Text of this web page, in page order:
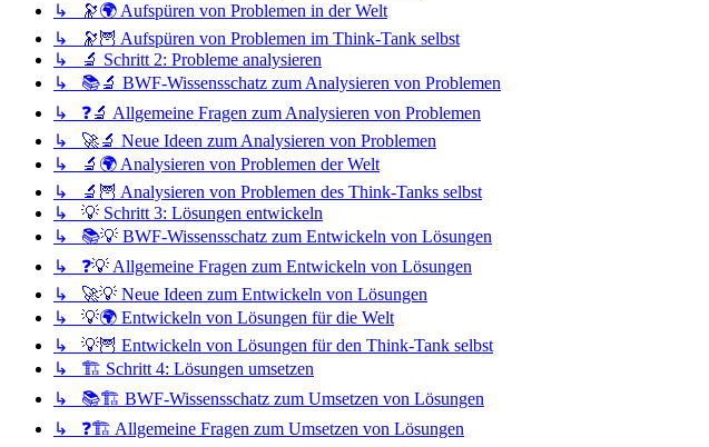
↳ 🔭🌍 Aufspüren von Problemen in der Welt
↳ 🔭🦉 Aufspüren von Problemen im Think-Tank selbst
↳ 🔬 Schritt 2: Probleme analysieren
↳ 📚🔬 BWF-Wissensschatz zum Analysieren von Problemen
↳ ❓🔬 Allgemeine Fragen zum Analysieren von Problemen
↳ 🚀🔬 Neue Ideen zum Analysieren von Problemen
↳ 🔬🌍 Analysieren von Problemen der Welt
↳ 🔬🦉 Analysieren von Problemen des Think-Tanks selbst
↳ 💡 Schritt 3: Lösungen entwickeln
↳ 📚💡 BWF-Wissensschatz zum Entwickeln von Lösungen
↳ ❓💡 Allgemeine Fragen zum Entwickeln von Lösungen
↳ 🚀💡 Neue Ideen zum Entwickeln von Lösungen
↳ 💡🌍 Entwickeln von Lösungen für die Welt
↳ 💡🦉 Entwickeln von Lösungen für den Think-Tank selbst
↳ 🏗️ Schritt 4: Lösungen umsetzen
↳ 📚🏗️ BWF-Wissensschatz zum Umsetzen von Lösungen
↳ ❓🏗️ Allgemeine Fragen zum Umsetzen von Lösungen